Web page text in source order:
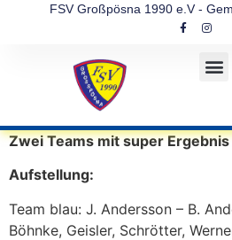
FSV Großpösna 1990 e.V -
Zwei Teams mit super Ergebnis
Aufstellung:
Team blau: J. Andersson – B.
Böhnke, Geisler, Schrötter,